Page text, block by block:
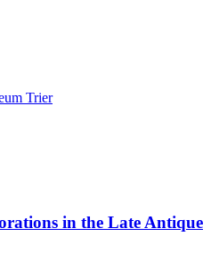
Trier
in the Late Antique